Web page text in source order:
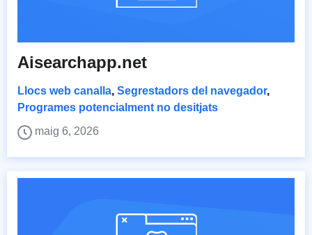
Aisearchapp.net
Llocs web canalla, Segrestadors del navegador,
Programes potencialment no desitjats
maig 6, 2026